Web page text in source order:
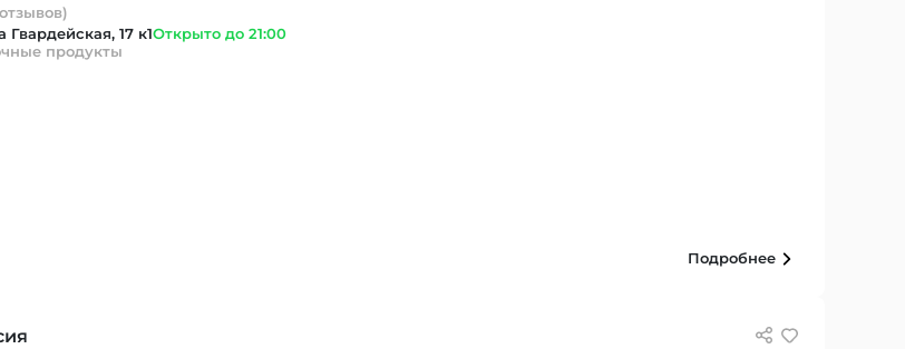
Гвардейская, 17 к1Открыто до 21:00
продукты
Подробнее